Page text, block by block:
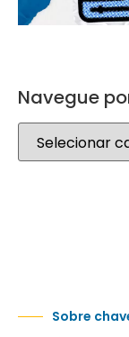
Navegue
Sobre